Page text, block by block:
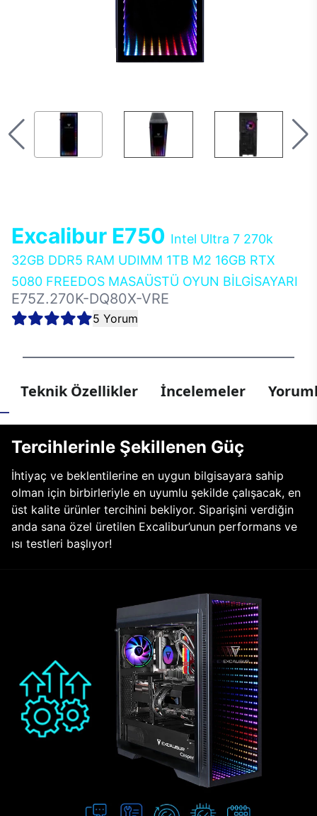
Excalibur E750 Intel Ultra 7 270k
32GB DDR5 RAM UDIMM 1TB M2 16GB RTX
5080 FREEDOS MASAÜSTÜ OYUN BİLGİSAYARI
E75Z.270K-DQ80X-VRE
5 Yorum
Teknik Özellikler İncelemeler
Tercihlerinle Şekillenen Güç
İhtiyaç ve beklentilerine en uygun bilgisayara sahip
olman için birbirleriyle en uyumlu şekilde çalışacak, en
üst kalite ürünler tercihini bekliyor. Siparişini verdiğin
anda sana özel üretilen Excalibur’unun performans ve
ısı testleri başlıyor!